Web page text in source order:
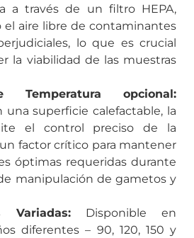
a través de un filtro HEPA,
aire libre de contaminantes
lo que es crucial
la viabilidad de las muestras
Temperatura opcional:
una superficie calefactable, la
el control preciso de la
factor crítico para mantener
óptimas requeridas durante
manipulación de gametos y
Variadas: Disponible en
diferentes – 90, 120, 150 y